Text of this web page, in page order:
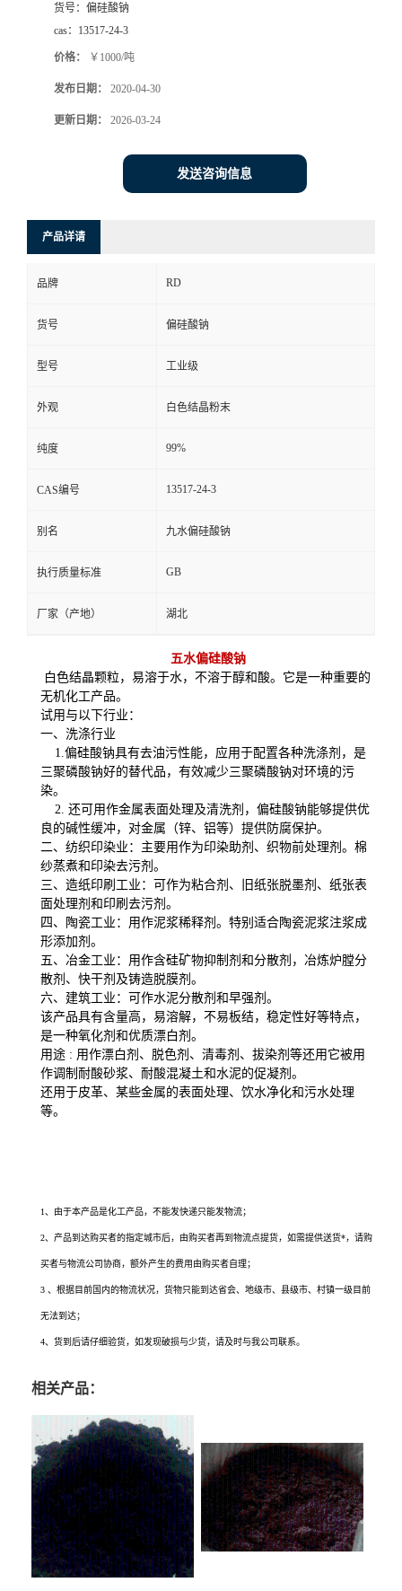
货号： 偏硅酸钠
cas： 13517-24-3
价格： ￥1000/吨
发布日期： 2020-04-30
更新日期： 2026-03-24
发送咨询信息
产品详请
品牌 RD
货号 偏硅酸钠
型号 工业级
外观 白色结晶粉末
纯度 99%
CAS编号 13517-24-3
别名 九水偏硅酸钠
执行质量标准 GB
厂家（产地） 湖北
五水偏硅酸钠
白色结晶颗粒，易溶于水，不溶于醇和酸。它是一种重要的
无机化工产品。
试用与以下行业：
一、洗涤行业
1.偏硅酸钠具有去油污性能，应用于配置各种洗涤剂，是
三聚磷酸钠好的替代品，有效减少三聚磷酸钠对环境的污
染。
2. 还可用作金属表面处理及清洗剂，偏硅酸钠能够提供优
良的碱性缓冲，对金属（锌、铝等）提供防腐保护。
二、纺织印染业：主要用作为印染助剂、织物前处理剂。棉
纱蒸煮和印染去污剂。
三、造纸印刷工业：可作为粘合剂、旧纸张脱墨剂、纸张表
面处理剂和印刷去污剂。
四、陶瓷工业：用作泥浆稀释剂。特别适合陶瓷泥浆注浆成
形添加剂。
五、冶金工业：用作含硅矿物抑制剂和分散剂，冶炼炉膛分
散剂、快干剂及铸造脱膜剂。
六、建筑工业：可作水泥分散剂和早强剂。
该产品具有含量高，易溶解，不易板结，稳定性好等特点，
是一种氧化剂和优质漂白剂。
用途 : 用作漂白剂、脱色剂、清毒剂、拔染剂等还用它被用
作调制耐酸砂浆、耐酸混凝土和水泥的促凝剂。
还用于皮革、某些金属的表面处理、饮水净化和污水处理
等。
1、由于本产品是化工产品，不能发快递只能发物流；
2、产品到达购买者的指定城市后，由购买者再到物流点提货，如需提供送货*，请购
买者与物流公司协商，额外产生的费用由购买者自理；
3 、根据目前国内的物流状况，货物只能到达省会、地级市、县级市、村镇一级目前
无法到达；
4、货到后请仔细验货，如发现破损与少货，请及时与我公司联系。
相关产品：